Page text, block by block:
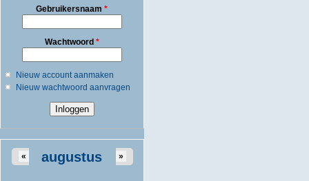
Gebruikersnaam*
Wachtwoord *
Nieuw account aanmaken
Nieuw wachtwoord aanvragen
augustus
« »